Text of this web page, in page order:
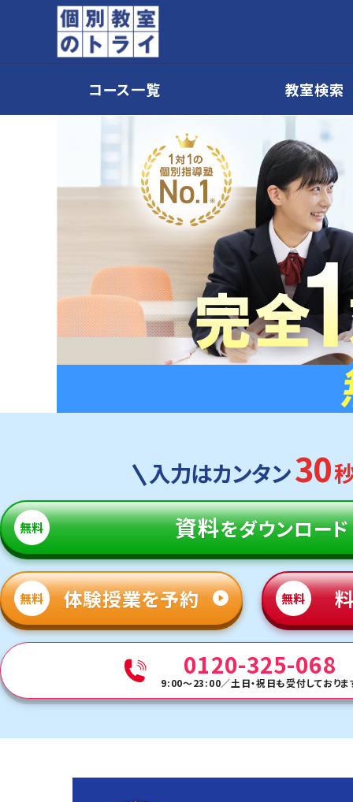
コース一覧 教室検索
個別教室のトライ 1対1
入力はカンタン30
無料 資料をダウンロード
無料 体験授業を予約 無料
0120-325-068
9:00～23:00／土日・祝日も受付しておりま